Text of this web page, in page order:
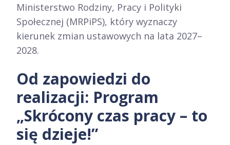
Ministerstwo Rodziny, Pracy i Polityki
Społecznej (MRPiPS), który wyznaczy
kierunek zmian ustawowych na lata 2027–
2028.
Od zapowiedzi do
realizacji: Program
„Skrócony czas pracy – to
się dzieje!”